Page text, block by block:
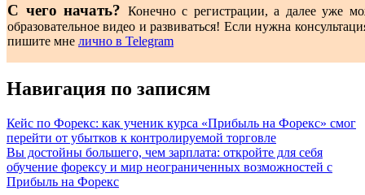
С чего начать? Конечно с регистрации, а далее уже
образовательное видео и развиваться! Если нужна
пишите мне лично в Telegram
Навигация по записям
Кейс по Форекс: как ученик курса «Прибыль на Форекс» смог
перейти от убытков к контролируемой торговле
Вы достойны большего, чем зарплата: откройте для себя
обучение форексу и мир неограниченных возможностей с
Прибыль на Форекс